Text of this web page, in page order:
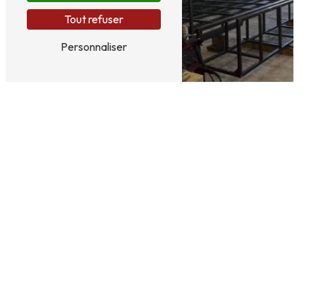
Tout refuser
Personnaliser